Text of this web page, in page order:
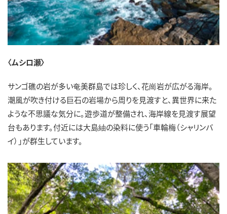
〈ムシロ瀬〉
サンゴ礁の岩が多い奄美群島では珍しく、花崗岩が広がる海岸。
潮風が吹き付ける巨石の岩場から周りを見渡すと、異世界に来た
ような不思議な気分に。遊歩道が整備され、海岸線を見渡す展望
台もあります。付近には大島紬の染料に使う「車輪梅（シャリンバ
イ）」が群生しています。